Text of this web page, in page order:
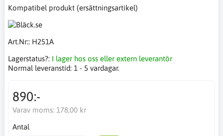
Kompatibel produkt (ersättningsartikel)
Art.Nr:: H251A
Lagerstatus?: I lager hos oss eller extern leverantör
Normal leveranstid: 1 - 5 vardagar.
890:-
Varav moms: 178,00 kr
Antal